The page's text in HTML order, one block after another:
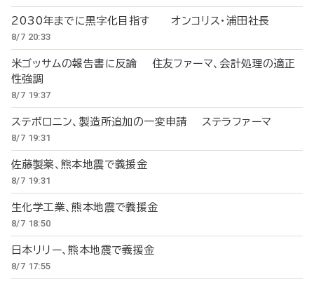
2030年までに黒字化目指す オンコリス・浦田社長
8/7 20:33
米ゴッサムの報告書に反論 住友ファーマ、会計処理の適正
性強調
8/7 19:37
ステボロニン、製造所追加の一変申請 ステラファーマ
8/7 19:31
佐藤製薬、熊本地震で義援金
8/7 19:31
生化学工業、熊本地震で義援金
8/7 18:50
日本リリー、熊本地震で義援金
8/7 17:55